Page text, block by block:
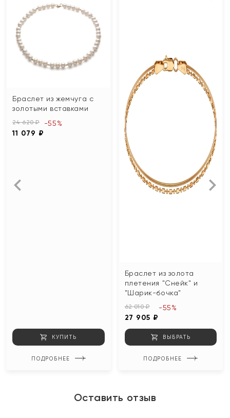
Браслет из жемчуга с
золотыми вставками
24 620 ₽
11 079 ₽
-55%
КУПИТЬ
ПОДРОБНЕЕ
Браслет из золота
плетения "Снейк" и
"Шарик-бочка"
62 010 ₽
27 905 ₽
-55%
ВЫБРАТЬ
ПОДРОБНЕЕ
Оставить отзыв